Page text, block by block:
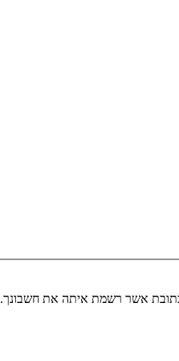
אשר רשמת איתה את חשבונך.